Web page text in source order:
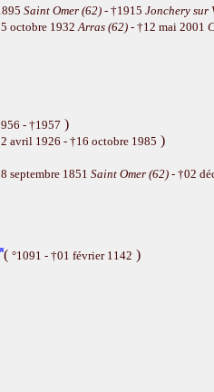
Saint Omer (62) - †1915 Jonchery sur
octobre 1932 Arras (62) - †12 mai 2001
- †1957 )
avril 1926 - †16 octobre 1985 )
septembre 1851 Saint Omer (62) - †02
( °1091 - †01 février 1142 )